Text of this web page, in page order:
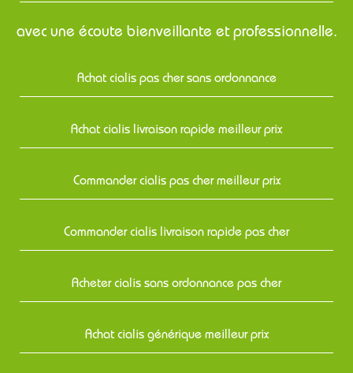
avec une écoute bienveillante et professionnelle.
Achat cialis pas cher sans ordonnance
Achat cialis livraison rapide meilleur prix
Commander cialis pas cher meilleur prix
Commander cialis livraison rapide pas cher
Acheter cialis sans ordonnance pas cher
Achat cialis générique meilleur prix